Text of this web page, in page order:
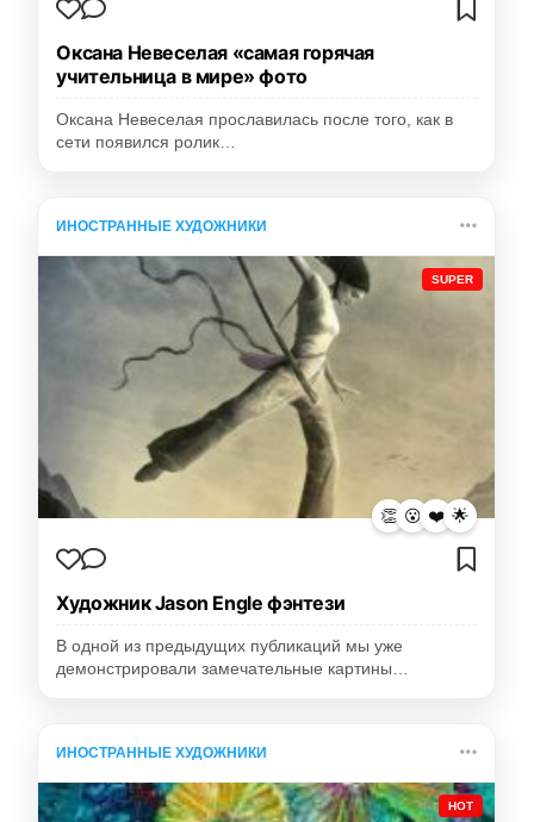
Оксана Невеселая «самая горячая
учительница в мире» фото
Оксана Невеселая прославилась после того, как в
сети появился ролик…
ИНОСТРАННЫЕ ХУДОЖНИКИ
SUPER
👏 😮 ❤️ 🌟
Художник Jason Engle фэнтези
В одной из предыдущих публикаций мы уже
демонстрировали замечательные картины…
ИНОСТРАННЫЕ ХУДОЖНИКИ
HOT